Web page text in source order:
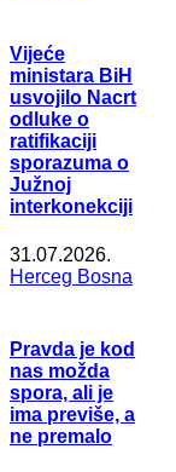
Vijeće
ministara BiH
usvojilo Nacrt
odluke o
ratifikaciji
sporazuma o
Južnoj
interkonekciji
31.07.2026.
Herceg Bosna
Pravda je kod
nas možda
spora, ali je
ima previše, a
ne premalo